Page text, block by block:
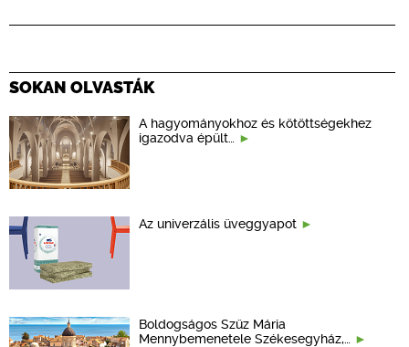
SOKAN OLVASTÁK
A hagyományokhoz és kötöttségekhez
igazodva épült…
Az univerzális üveggyapot
Boldogságos Szűz Mária
Mennybemenetele Székesegyház,…